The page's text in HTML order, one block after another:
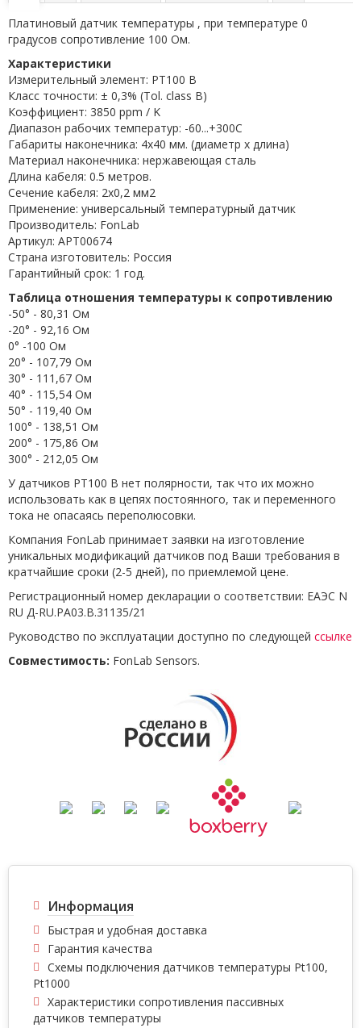
Платиновый датчик температуры , при температуре 0
градусов сопротивление 100 Ом.
Характеристики
Измерительный элемент: PT100 B
Класс точности: ± 0,3% (Tol. class B)
Коэффициент: 3850 ppm / K
Диапазон рабочих температур: -60...+300C
Габариты наконечника: 4x40 мм. (диаметр х длина)
Материал наконечника: нержавеющая сталь
Длина кабеля: 0.5 метров.
Сечение кабеля: 2x0,2 мм2
Применение: универсальный температурный датчик
Производитель: FonLab
Артикул: APT00674
Страна изготовитель: Россия
Гарантийный срок: 1 год.
Таблица отношения температуры к сопротивлению
-50° - 80,31 Ом
-20° - 92,16 Ом
0° -100 Ом
20° - 107,79 Ом
30° - 111,67 Ом
40° - 115,54 Ом
50° - 119,40 Ом
100° - 138,51 Ом
200° - 175,86 Ом
300° - 212,05 Ом
У датчиков PT100 B нет полярности, так что их можно
использовать как в цепях постоянного, так и переменного
тока не опасаясь переполюсовки.
Компания FonLab принимает заявки на изготовление
уникальных модификаций датчиков под Ваши требования в
кратчайшие сроки (2-5 дней), по приемлемой цене.
Регистрационный номер декларации о соответствии: ЕАЭС N
RU Д-RU.РА03.В.31135/21
Руководство по эксплуатации доступно по следующей ссылке
Совместимость: FonLab Sensors.
Информация
Быстрая и удобная доставка
Гарантия качества
Схемы подключения датчиков температуры Pt100,
Pt1000
Характеристики сопротивления пассивных
датчиков температуры